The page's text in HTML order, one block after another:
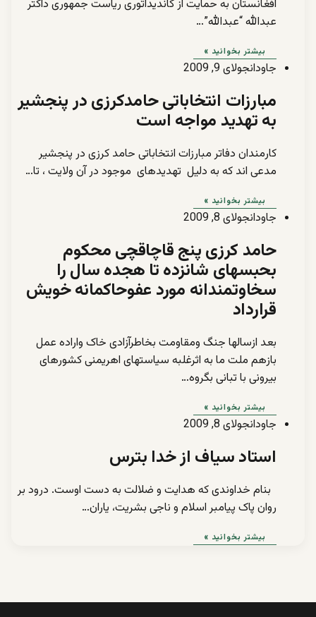
افغانستان به حمایت از کاندیداتوری ریاست جمهوری داکتر
عبدالله “عبدالله”…
بیشتر بخوانید »
جاودانجولای 9, 2009
مبارزات انتخاباتى حامدکرزى در پنجشير
به تهديد مواجه است
کارمندان دفاتر مبارزات انتخاباتى حامد کرزى در پنجشير
مدعى اند که به دليل تهديدهاى موجود در آن ولايت ، تا…
بیشتر بخوانید »
جاودانجولای 8, 2009
حامد کرزی پنج قاچاقچی محکوم
بحبسهای شانزده تا هجده سال را
سخاوتمندانه مورد عفوحاکمانه خویش
قرارداد
بعد ازسالها جنگ ومقاومت بخاطرآزادی خاک واراده عمل
بازهم ملت ما به اثرغلبه سیاستهای اهریمنی کشورهای
بیرونی با تبانی بگروه…
بیشتر بخوانید »
جاودانجولای 8, 2009
استاد سیاف از خدا بترس
بنام خداوندی که هدایت و ضلالت به دست اوست. درود بر
روان پاک پیامبر اسلام و ناجی بشریت، یاران…
بیشتر بخوانید »